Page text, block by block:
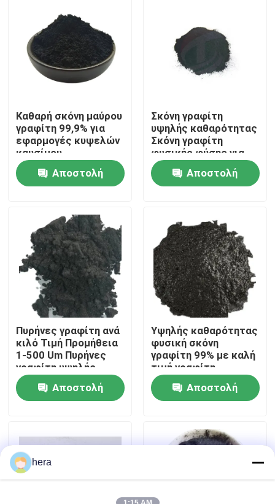
Σπίτι
Προϊόντα
Περίπου εμείς
Γύρος εργοστασίων
Ποιοτικός έλεγχος
Μας ελάτε σε επαφή με
Ειδήσεις
Από γραφίτη πρώτη ύλη
Φυσικός φυλλοειδής γραφίτης
Καθαρή σκόνη μαύρου
γραφίτη 99,9% για
εφαρμογές κυψελών
καυσίμου
καθαρότητας
Αποστολή
Σκόνη γραφίτη
υψηλής καθαρότητας
Σκόνη γραφίτη
φυσικής φύσης για
μπαταρίες λιθίου
Ανοδική πρώτη ύλη
Αποστολή
Πυρήνες γραφίτη ανά
κιλό Τιμή Προμήθεια
1-500 Um Πυρήνες
γραφίτη υψηλής
καθαρότητας
Αποστολή
Υψηλής καθαρότητας
φυσική σκόνη
γραφίτη 99% με καλή
τιμή γραφίτη
Αποστολή
hera